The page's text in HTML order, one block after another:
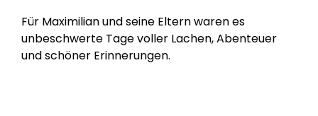
Für Maximilian und seine Eltern waren es
unbeschwerte Tage voller Lachen, Abenteuer
und schöner Erinnerungen.